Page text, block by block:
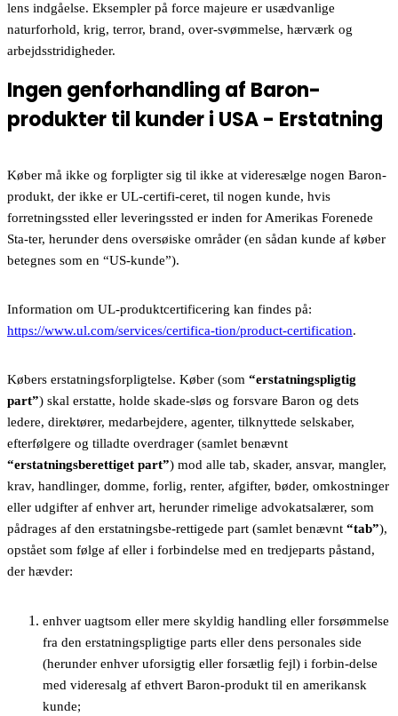
lens indgåelse. Eksempler på force majeure er usædvanlige
naturforhold, krig, terror, brand, over-svømmelse, hærværk og
arbejdsstridigheder.
Ingen genforhandling af Baron-
produkter til kunder i USA - Erstatning
Køber må ikke og forpligter sig til ikke at videresælge nogen Baron-
produkt, der ikke er UL-certifi-ceret, til nogen kunde, hvis
forretningssted eller leveringssted er inden for Amerikas Forenede
Sta-ter, herunder dens oversøiske områder (en sådan kunde af køber
betegnes som en “US-kunde”).
Information om UL-produktcertificering kan findes på:
https://www.ul.com/services/certifica-tion/product-certification.
Købers erstatningsforpligtelse. Køber (som “erstatningspligtig
part”) skal erstatte, holde skade-sløs og forsvare Baron og dets
ledere, direktører, medarbejdere, agenter, tilknyttede selskaber,
efterfølgere og tilladte overdrager (samlet benævnt
“erstatningsberettiget part”) mod alle tab, skader, ansvar, mangler,
krav, handlinger, domme, forlig, renter, afgifter, bøder, omkostninger
eller udgifter af enhver art, herunder rimelige advokatsalærer, som
pådrages af den erstatningsbe-rettigede part (samlet benævnt “tab”),
opstået som følge af eller i forbindelse med en tredjeparts påstand,
der hævder:
enhver uagtsom eller mere skyldig handling eller forsømmelse
fra den erstatningspligtige parts eller dens personales side
(herunder enhver uforsigtig eller forsætlig fejl) i forbin-delse
med videresalg af ethvert Baron-produkt til en amerikansk
kunde;